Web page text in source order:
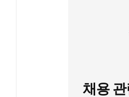
채용